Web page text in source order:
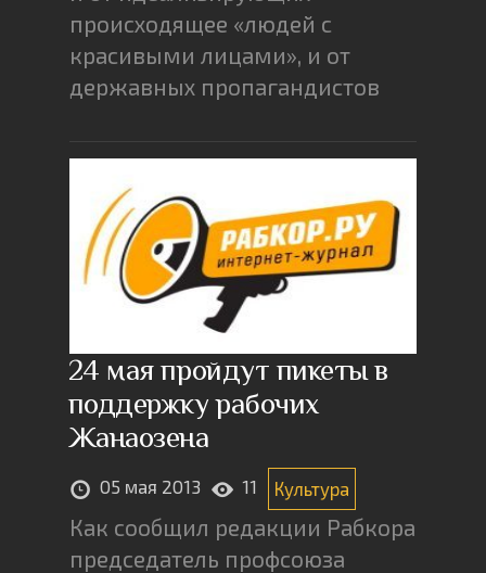
происходящее «людей с
красивыми лицами», и от
державных пропагандистов
24 мая пройдут пикеты в
поддержку рабочих
Жанаозена
05 мая 2013 11 Культура
Как сообщил редакции Рабкора
председатель профсоюза